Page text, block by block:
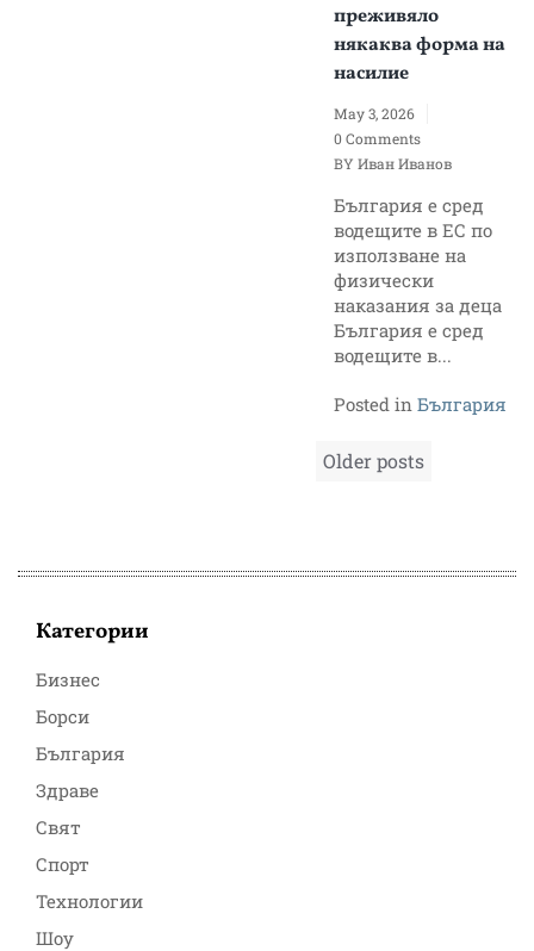
преживяло
някаква форма на
насилие
May 3, 2026
0 Comments
BY Иван Иванов
България е сред
водещите в ЕС по
използване на
физически
наказания за деца
България е сред
водещите в...
Posted in България
Posts
navigation
Older posts
Категории
Бизнес
Борси
България
Здраве
Свят
Спорт
Технологии
Шоу